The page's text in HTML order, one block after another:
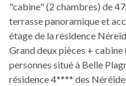
"cabine" (2 chambres) de
terrasse panoramique et
étage de la résidence
Grand deux pièces +
personnes situé à Belle
résidence 4**** des